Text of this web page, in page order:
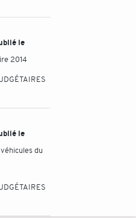
le
2014
le
du